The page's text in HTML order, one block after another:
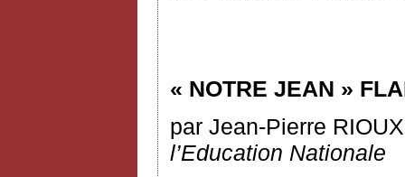
« NOTRE JEAN »
par Jean-Pierre
l’Education Nationale